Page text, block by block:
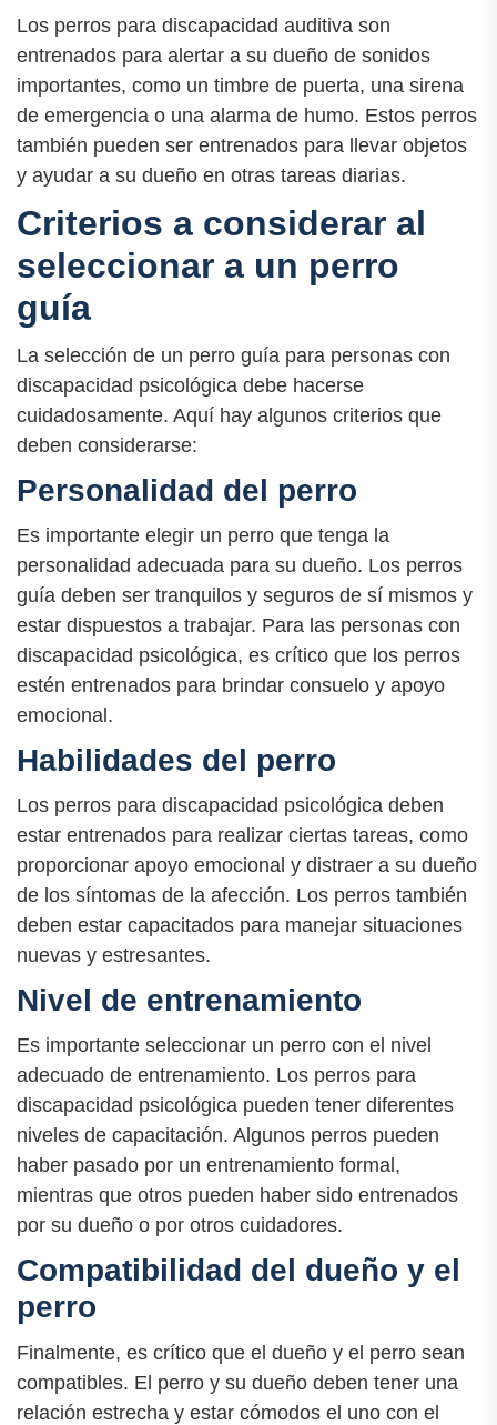
Los perros para discapacidad auditiva son
entrenados para alertar a su dueño de sonidos
importantes, como un timbre de puerta, una sirena
de emergencia o una alarma de humo. Estos perros
también pueden ser entrenados para llevar objetos
y ayudar a su dueño en otras tareas diarias.
Criterios a considerar al
seleccionar a un perro
guía
La selección de un perro guía para personas con
discapacidad psicológica debe hacerse
cuidadosamente. Aquí hay algunos criterios que
deben considerarse:
Personalidad del perro
Es importante elegir un perro que tenga la
personalidad adecuada para su dueño. Los perros
guía deben ser tranquilos y seguros de sí mismos y
estar dispuestos a trabajar. Para las personas con
discapacidad psicológica, es crítico que los perros
estén entrenados para brindar consuelo y apoyo
emocional.
Habilidades del perro
Los perros para discapacidad psicológica deben
estar entrenados para realizar ciertas tareas, como
proporcionar apoyo emocional y distraer a su dueño
de los síntomas de la afección. Los perros también
deben estar capacitados para manejar situaciones
nuevas y estresantes.
Nivel de entrenamiento
Es importante seleccionar un perro con el nivel
adecuado de entrenamiento. Los perros para
discapacidad psicológica pueden tener diferentes
niveles de capacitación. Algunos perros pueden
haber pasado por un entrenamiento formal,
mientras que otros pueden haber sido entrenados
por su dueño o por otros cuidadores.
Compatibilidad del dueño y el
perro
Finalmente, es crítico que el dueño y el perro sean
compatibles. El perro y su dueño deben tener una
relación estrecha y estar cómodos el uno con el